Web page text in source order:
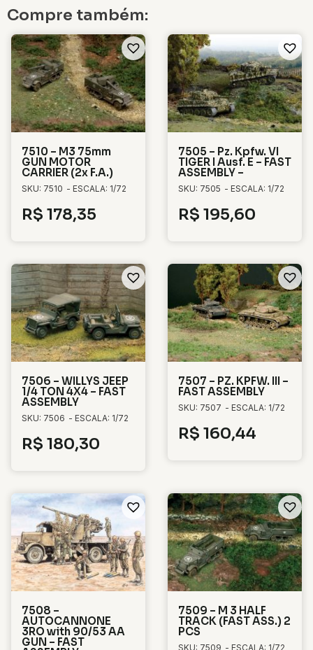
Compre também:
7510 – M3 75mm
GUN MOTOR
CARRIER (2x F.A.)
SKU: 7510 - ESCALA: 1/72
R$ 178,35
7505 – Pz. Kpfw. VI
TIGER I Ausf. E – FAST
ASSEMBLY –
SKU: 7505 - ESCALA: 1/72
R$ 195,60
7506 – WILLYS JEEP
1/4 TON 4X4 – FAST
ASSEMBLY
SKU: 7506 - ESCALA: 1/72
R$ 180,30
7507 – PZ. KPFW. III –
FAST ASSEMBLY
SKU: 7507 - ESCALA: 1/72
R$ 160,44
7508 –
AUTOCANNONE
3RO with 90/53 AA
GUN – FAST
7509 – M 3 HALF
TRACK (FAST ASS.) 2
PCS
SKU: 7509 - ESCALA: 1/72